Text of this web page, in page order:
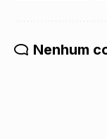
Nenhum